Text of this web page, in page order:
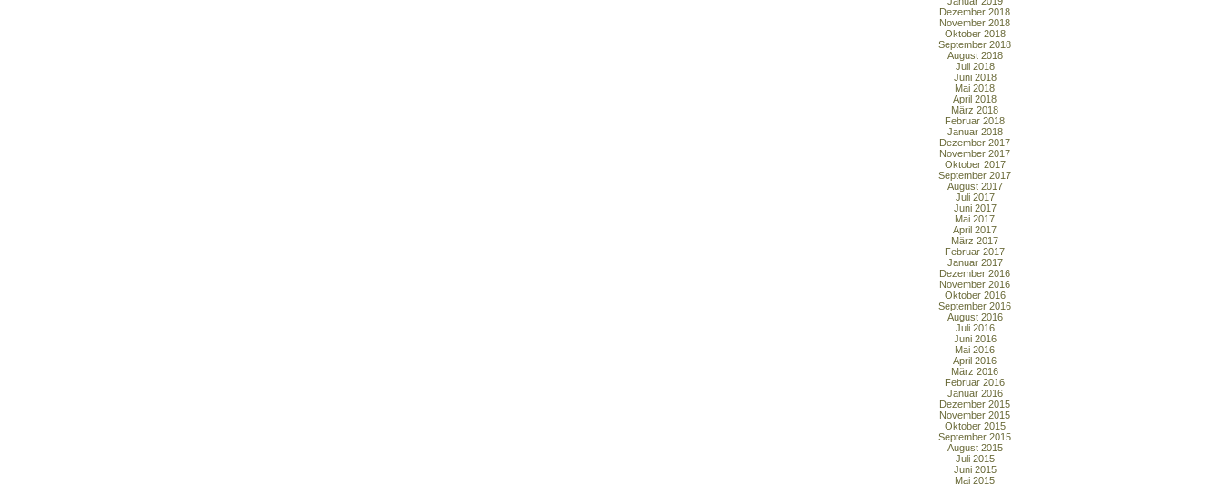
Dezember 2018
November 2018
Oktober 2018
September 2018
August 2018
Juli 2018
Juni 2018
Mai 2018
April 2018
März 2018
Februar 2018
Januar 2018
Dezember 2017
November 2017
Oktober 2017
September 2017
August 2017
Juli 2017
Juni 2017
Mai 2017
April 2017
März 2017
Februar 2017
Januar 2017
Dezember 2016
November 2016
Oktober 2016
September 2016
August 2016
Juli 2016
Juni 2016
Mai 2016
April 2016
März 2016
Februar 2016
Januar 2016
Dezember 2015
November 2015
Oktober 2015
September 2015
August 2015
Juli 2015
Juni 2015
Mai 2015